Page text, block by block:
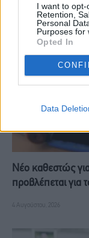
I want to opt-
Retention,
Personal
Purposes for
Opted In
Data
Νέο καθεστώς
προβλέπεται για
4 Αυγούστου, 2026